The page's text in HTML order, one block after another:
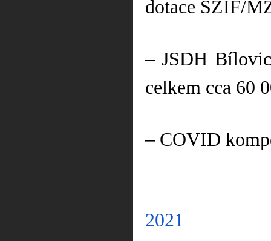
dotace SZIF/
– JSDH
celkem cca 60
– COVID
2021